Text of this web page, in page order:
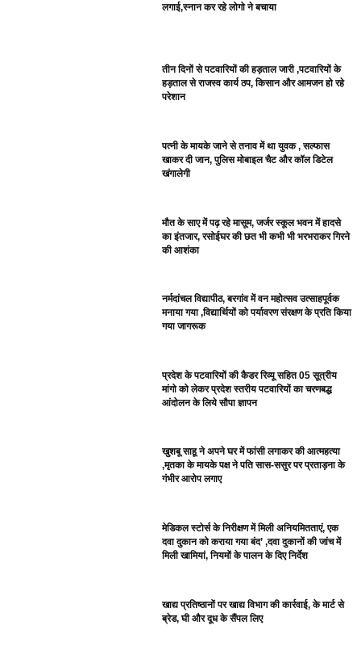
लगाई,स्नान कर रहे लोगो ने बचाया
तीन दिनों से पटवारियों की हड़ताल जारी ,पटवारियों के
हड़ताल से राजस्व कार्य ठप, किसान और आमजन हो रहे
परेशान
पत्नी के मायके जाने से तनाव में था युवक , सल्फास
खाकर दी जान, पुलिस मोबाइल चैट और कॉल डिटेल
खंगालेगी
मौत के साए में पढ़ रहे मासूम, जर्जर स्कूल भवन में हादसे
का इंतजार, रसोईघर की छत भी कभी भी भरभराकर गिरने
की आशंका
नर्मदांचल विद्यापीठ, बरगांव में वन महोत्सव उत्साहपूर्वक
मनाया गया ,विद्यार्थियों को पर्यावरण संरक्षण के प्रति किया
गया जागरूक
प्रदेश के पटवारियों की कैडर रिव्यू सहित 05 सूत्रीय
मांगो को लेकर प्रदेश स्तरीय पटवारियों का चरणबद्ध
आंदोलन के लिये सौपा ज्ञापन
खुशबू साहू ने अपने घर में फांसी लगाकर की आत्महत्या
,मृतका के मायके पक्ष ने पति सास-ससुर पर प्रताड़ना के
गंभीर आरोप लगाए
मेडिकल स्टोर्स के निरीक्षण में मिली अनियमितताएं, एक
दवा दुकान को कराया गया बंद’ ,दवा दुकानों की जांच में
मिली खामियां, नियमों के पालन के दिए निर्देश
खाद्य प्रतिष्ठानों पर खाद्य विभाग की कार्रवाई, के मार्ट से
ब्रेड, घी और दूध के सैंपल लिए